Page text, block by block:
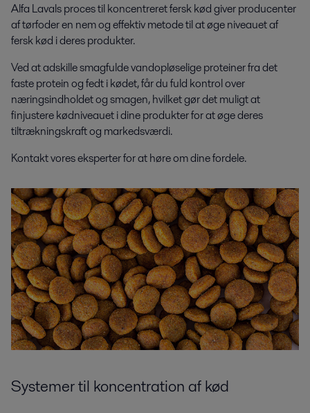
Alfa Lavals proces til koncentreret fersk kød giver producenter
af tørfoder en nem og effektiv metode til at øge niveauet af
fersk kød i deres produkter.
Ved at adskille smagfulde vandopløselige proteiner fra det
faste protein og fedt i kødet, får du fuld kontrol over
næringsindholdet og smagen, hvilket gør det muligt at
finjustere kødniveauet i dine produkter for at øge deres
tiltrækningskraft og markedsværdi.
Kontakt vores eksperter for at høre om dine fordele.
Systemer til koncentration af kød